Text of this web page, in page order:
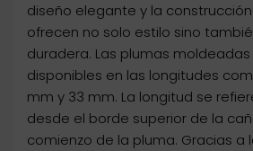
diseño elegante y la
ofrecen no solo estilo sino
duradera. Las plumas moldeadas
disponibles en las longitudes
mm y 33 mm. La longitud se
desde el borde superior de la
comienzo de la pluma. Gracias a